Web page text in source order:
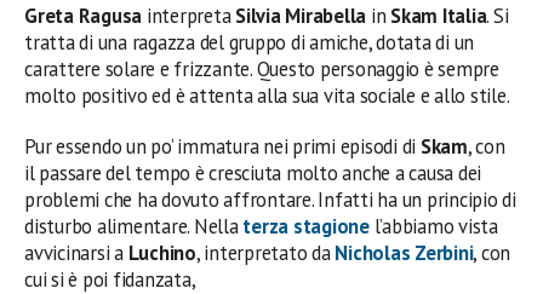
Greta Ragusa interpretaSilvia Mirabella in Skam Italia. Si
tratta di una ragazza del gruppo di amiche, dotata di un
carattere solare e frizzante. Questo personaggio è sempre
molto positivo ed è attenta alla sua vita sociale e allo stile.
Pur essendo un po’ immatura nei primi episodi di Skam, con
il passare del tempo è cresciuta molto anche a causa dei
problemi che ha dovuto affrontare. Infatti ha un principio di
disturbo alimentare. Nellaterza stagionel’abbiamo vista
avvicinarsi a Luchino, interpretato daNicholas Zerbini, con
cui si è poi fidanzata,